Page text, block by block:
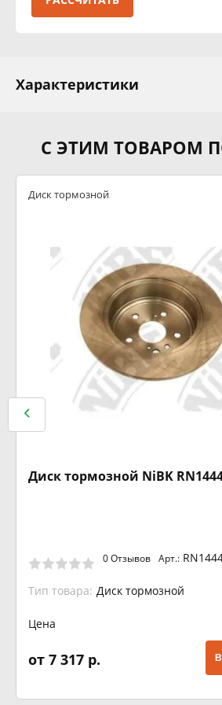
Характеристики
С ЭТИМ ТОВАРОМ
Диск тормозной
Диск тормозной NiBK
0 Отзывов Арт.:
Тип товара: Диск тормозной
Цена
от 7 317 р.